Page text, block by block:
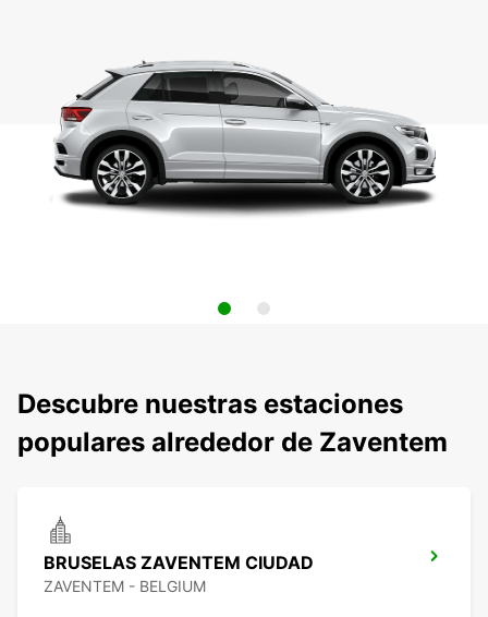
Descubre nuestras estaciones
populares alrededor de Zaventem
BRUSELAS ZAVENTEM CIUDAD
ZAVENTEM - BELGIUM